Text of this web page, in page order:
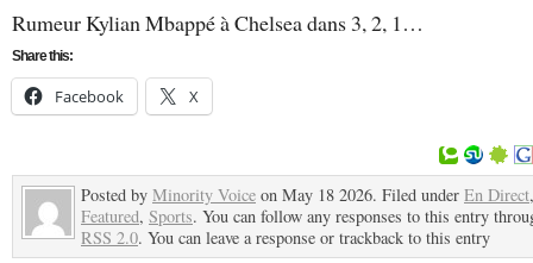
Rumeur Kylian Mbappé à Chelsea dans 3, 2, 1…
Share this:
Facebook X
Posted by Minority Voice on May 18 2026. Filed under En Direct,
Featured, Sports. You can follow any responses to this entry
RSS 2.0. You can leave a response or trackback to this entry